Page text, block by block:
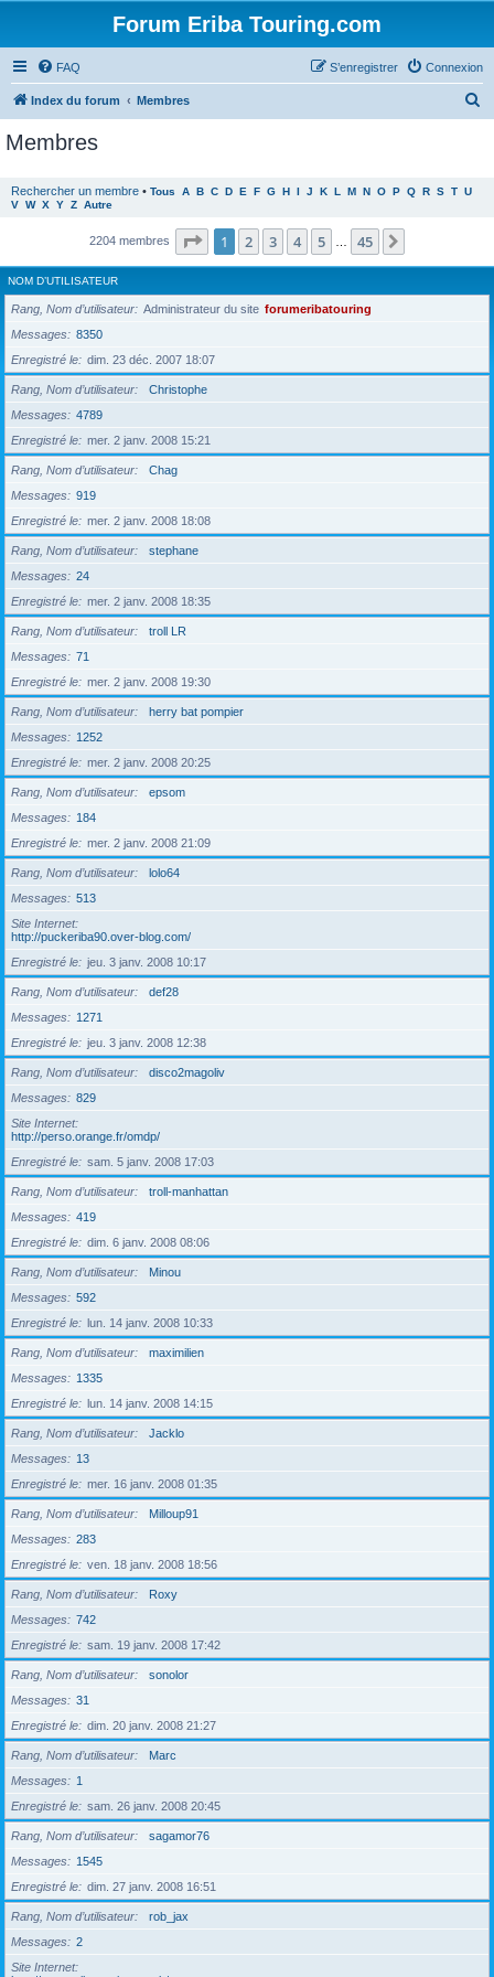
Forum Eriba Touring.com
FAQ Connexion
S’enregistrer
Index du forum Membres
Membres
Rechercher un membre • Tous A B C D E F G H I J K L M N O P Q R S T U
V W X Y Z Autre
2204 membres Page 1sur45
1 2 3 4 5 45
NOM D’UTILISATEUR
Rang, Nom d’utilisateur Administrateur du site forumeribatouring
Messages
8350
Enregistré le
dim. 23 déc. 2007 18:07
Rang, Nom d’utilisateur
Christophe
Messages
4789
Enregistré le
mer. 2 janv. 2008 15:21
Rang, Nom d’utilisateur
Chag
Messages
919
Enregistré le
mer. 2 janv. 2008 18:08
Rang, Nom d’utilisateur
stephane
Messages
24
Enregistré le
mer. 2 janv. 2008 18:35
Rang, Nom d’utilisateur
troll LR
Messages
71
Enregistré le
mer. 2 janv. 2008 19:30
Rang, Nom d’utilisateur
herry bat pompier
Messages
1252
Enregistré le
mer. 2 janv. 2008 20:25
Rang, Nom d’utilisateur
epsom
Messages
184
Enregistré le
mer. 2 janv. 2008 21:09
Rang, Nom d’utilisateur
lolo64
Messages
513
Site Internet
http://puckeriba90.over-blog.com/
Enregistré le
jeu. 3 janv. 2008 10:17
Rang, Nom d’utilisateur
def28
Messages
1271
Enregistré le
jeu. 3 janv. 2008 12:38
Rang, Nom d’utilisateur
disco2magoliv
Messages
829
Site Internet
http://perso.orange.fr/omdp/
Enregistré le
sam. 5 janv. 2008 17:03
Rang, Nom d’utilisateur
troll-manhattan
Messages
419
Enregistré le
dim. 6 janv. 2008 08:06
Rang, Nom d’utilisateur
Minou
Messages
592
Enregistré le
lun. 14 janv. 2008 10:33
Rang, Nom d’utilisateur
maximilien
Messages
1335
Enregistré le
lun. 14 janv. 2008 14:15
Rang, Nom d’utilisateur
Jacklo
Messages
13
Enregistré le
mer. 16 janv. 2008 01:35
Rang, Nom d’utilisateur
Milloup91
Messages
283
Enregistré le
ven. 18 janv. 2008 18:56
Rang, Nom d’utilisateur
Roxy
Messages
742
Enregistré le
sam. 19 janv. 2008 17:42
Rang, Nom d’utilisateur
sonolor
Messages
31
Enregistré le
dim. 20 janv. 2008 21:27
Rang, Nom d’utilisateur
Marc
Messages
1
Enregistré le
sam. 26 janv. 2008 20:45
Rang, Nom d’utilisateur
sagamor76
Messages
1545
Enregistré le
dim. 27 janv. 2008 16:51
Rang, Nom d’utilisateur
rob_jax
Messages
2
Site Internet